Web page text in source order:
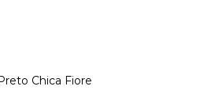
Chica Fiore